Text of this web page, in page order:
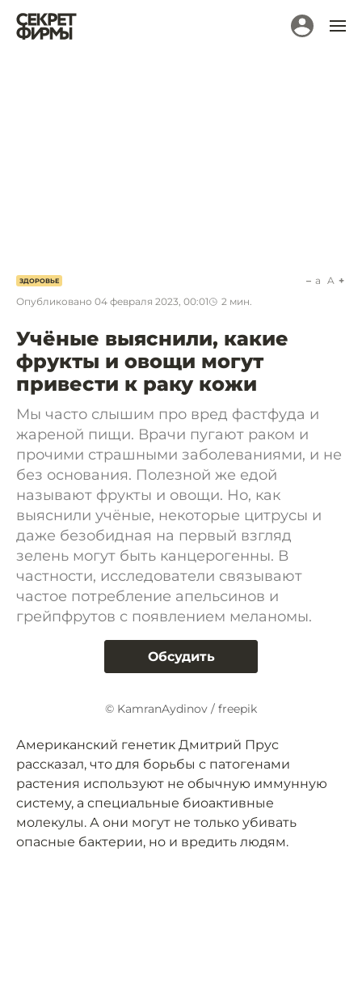
ЗДОРОВЬЕ
Опубликовано 04 февраля 2023, 00:01 2 мин.
a A
Учёные выяснили, какие
фрукты и овощи могут
привести к раку кожи
Мы часто слышим про вред фастфуда и
жареной пищи. Врачи пугают раком и
прочими страшными заболеваниями, и не
без основания. Полезной же едой
называют фрукты и овощи. Но, как
выяснили учёные, некоторые цитрусы и
даже безобидная на первый взгляд
зелень могут быть канцерогенны. В
частности, исследователи связывают
частое потребление апельсинов и
грейпфрутов с появлением меланомы.
Обсудить
© KamranAydinov / freepik
Американский генетик Дмитрий Прус
рассказал, что для борьбы с патогенами
растения используют не обычную иммунную
систему, а специальные биоактивные
молекулы. А они могут не только убивать
опасные бактерии, но и вредить людям.